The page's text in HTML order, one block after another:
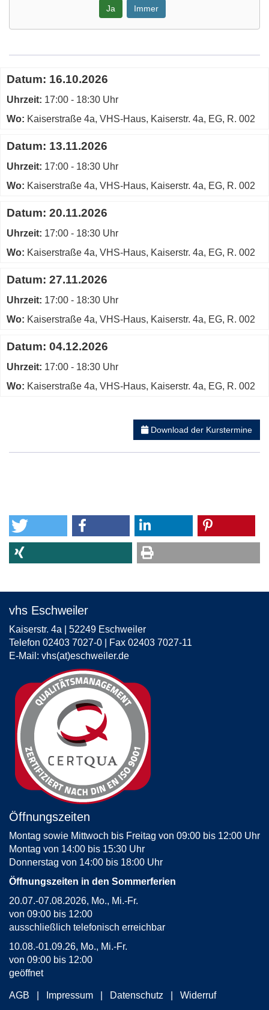
Ja Immer
Maps
von
vhs-
Raum
in
neuem
öffnen
Termine
zum
diesen
Kurs
Datum: 16.10.2026
Uhrzeit: 17:00 - 18:30 Uhr
Wo: Kaiserstraße 4a, VHS-Haus, Kaiserstr. 4a, EG, R. 002
Datum: 13.11.2026
Uhrzeit: 17:00 - 18:30 Uhr
Wo: Kaiserstraße 4a, VHS-Haus, Kaiserstr. 4a, EG, R. 002
Datum: 20.11.2026
Uhrzeit: 17:00 - 18:30 Uhr
Wo: Kaiserstraße 4a, VHS-Haus, Kaiserstr. 4a, EG, R. 002
Datum: 27.11.2026
Uhrzeit: 17:00 - 18:30 Uhr
Wo: Kaiserstraße 4a, VHS-Haus, Kaiserstr. 4a, EG, R. 002
Datum: 04.12.2026
Uhrzeit: 17:00 - 18:30 Uhr
Wo: Kaiserstraße 4a, VHS-Haus, Kaiserstr. 4a, EG, R. 002
Download der Kurstermine
vhs Eschweiler
Kaiserstr. 4a | 52249 Eschweiler
Telefon 02403 7027-0 | Fax 02403 7027-11
E-Mail: vhs(at)eschweiler.de
Öffnungszeiten
Montag sowie Mittwoch bis Freitag von 09:00 bis 12:00 Uhr
Montag von 14:00 bis 15:30 Uhr
Donnerstag von 14:00 bis 18:00 Uhr
Öffnungszeiten in den Sommerferien
20.07.-07.08.2026, Mo., Mi.-Fr.
von 09:00 bis 12:00
ausschließlich telefonisch erreichbar
10.08.-01.09.26, Mo., Mi.-Fr.
von 09:00 bis 12:00
geöffnet
AGB Impressum Datenschutz Widerruf